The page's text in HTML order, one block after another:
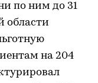
по ним до 31
области
на 204